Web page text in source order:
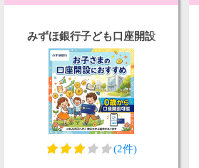
みずほ銀行子ども口座開設
(2件)